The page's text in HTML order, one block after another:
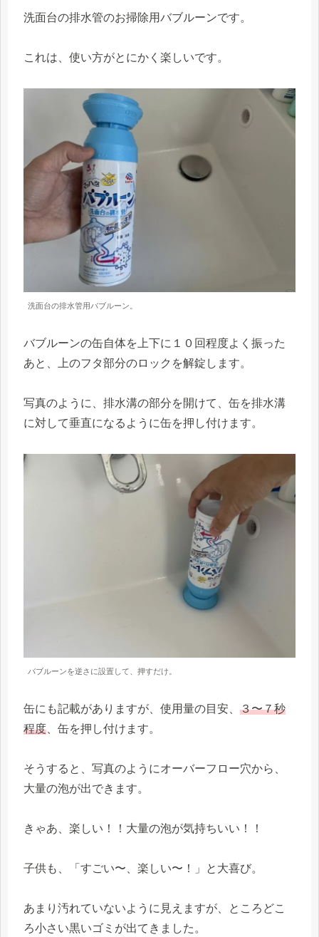
洗面台の排水管のお掃除用バブルーンです。
これは、使い方がとにかく楽しいです。
洗面台の排水管用バブルーン。
バブルーンの缶自体を上下に１０回程度よく振った
あと、上のフタ部分のロックを解錠します。
写真のように、排水溝の部分を開けて、缶を排水溝
に対して垂直になるように缶を押し付けます。
バブルーンを逆さに設置して、押すだけ。
缶にも記載がありますが、使用量の目安、 ３〜７秒
程度 、缶を押し付けます。
そうすると、写真のようにオーバーフロー穴から、
大量の泡が出できます。
きゃあ、楽しい！！大量の泡が気持ちいい！！
子供も、「すごい〜、楽しい〜！」と大喜び。
あまり汚れていないように見えますが、ところどこ
ろ小さい黒いゴミが出てきました。